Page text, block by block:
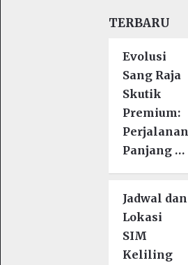
TERBARU
Evolusi
Sang Raja
Skutik
Premium:
Perjalanan
Panjang …
Jadwal dan
Lokasi
SIM
Keliling